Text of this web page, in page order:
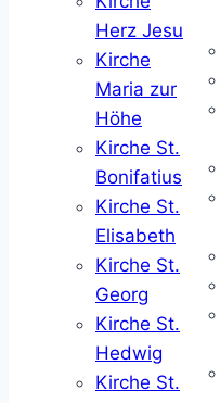
Herz Jesu
Kirche
Maria zur
Höhe
Kirche St.
Bonifatius
Kirche St.
Elisabeth
Kirche St.
Georg
Kirche St.
Hedwig
Kirche St.